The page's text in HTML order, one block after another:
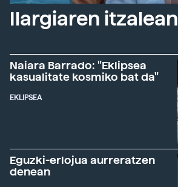
Ilargiaren itzalean
Naiara Barrado: "Eklipsea
kasualitate kosmiko bat da"
EKLIPSEA
Eguzki-erlojua aurreratzen
denean